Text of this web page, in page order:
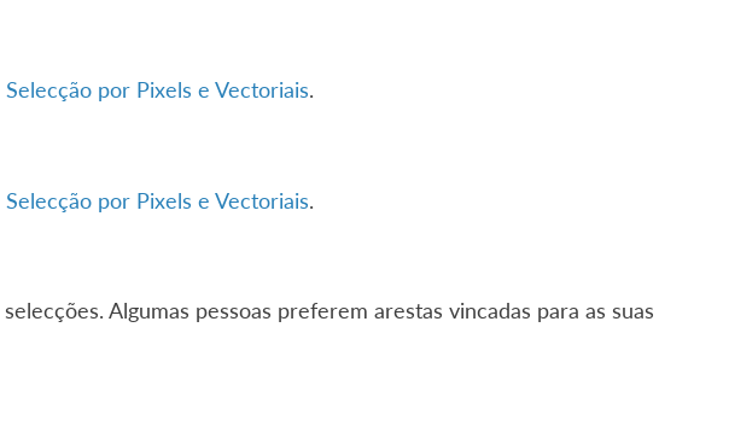
por Pixels e Vectoriais.
por Pixels e Vectoriais.
Algumas pessoas preferem arestas vincadas para as suas